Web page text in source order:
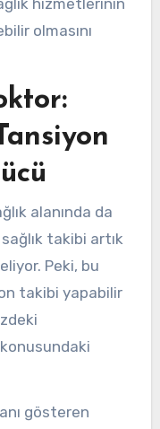
hizmetlerinin
olmasını
alanında da
takibi artık
Peki, bu
takibi yapabilir
gösteren